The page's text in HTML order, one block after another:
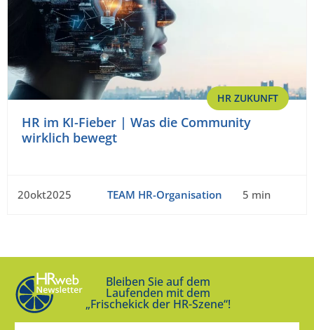
HR ZUKUNFT
HR im KI-Fieber | Was die Community
wirklich bewegt
20okt2025 TEAM HR-Organisation 5 min
Bleiben Sie auf dem
Laufenden mit dem
„Frischekick der HR-Szene“!